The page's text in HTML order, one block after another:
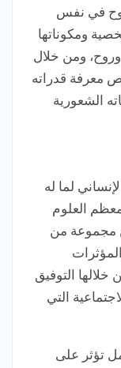
في نفس
ومكوناتها
ومن خلال
معرفة قدراته
الشعورية
لما له
العلوم
مجموعة من
خلالها التوفيق
التي
تؤثر على